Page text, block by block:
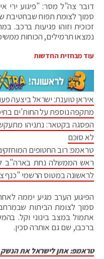
דובר צה"ל מסר: "פיגוע ירי
סמוך לצומת תפוח שבחטיבת
זכוכית וזוהו פגיעות ברכב.
נמצאו תרמילים, הכוחות
עוד מבחזית החדשות
איראן טוענת: ישראל ביצעה
מתקפה נוספת על החות'ים
הפסגה בקטאר: נתניהו
לא סוכם
טראמפ: רוב החטופים
ראש הממשלה נחת בארה"ב
לראשונה במטוס הרשמי "כנף
הפיגוע הערב מגיע יממה
סמוך לצומת הביתות שבמרחב
אתמול במצב בינוני וקל.
ברכבו, שם גם אותרה סכין.
טראמפ: אתן לישראל את